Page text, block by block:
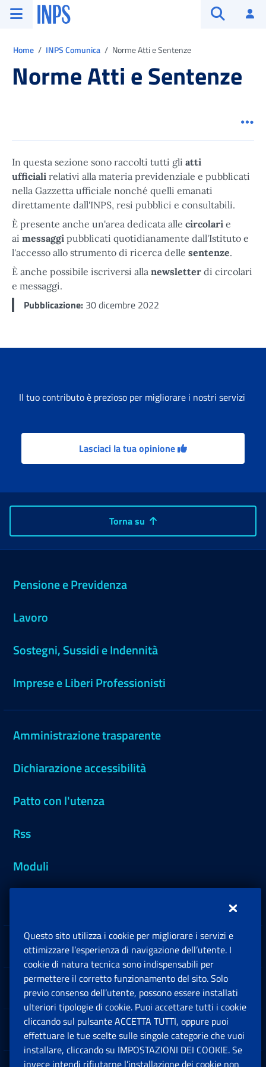
Vai al menu principale
Vai al contenuto principale
Vai al pie' di pagina
INPS ()
Home INPS Comunica Norme Atti e Sentenze
Norme Atti e Sentenze
In questa sezione sono raccolti tutti gli atti
ufficiali relativi alla materia previdenziale e pubblicati
nella Gazzetta ufficiale nonché quelli emanati
direttamente dall'INPS, resi pubblici e consultabili.
È presente anche un'area dedicata alle circolari e
ai messaggi pubblicati quotidianamente dall'Istituto e
l'accesso allo strumento di ricerca delle sentenze.
È anche possibile iscriversi alla newsletter di circolari
e messaggi.
Pubblicazione: 30 dicembre 2022
Il tuo contributo è prezioso per migliorare i nostri servizi
Lasciaci la tua opinione
Torna su
Pensione e Previdenza
Lavoro
Sostegni, Sussidi e Indennità
Imprese e Liberi Professionisti
Amministrazione trasparente
Dichiarazione accessibilità
Patto con l'utenza
Rss
Moduli
Sedi e Contatti
Software
Note Legali
Questo sito utilizza i cookie per migliorare i servizi e
ottimizzare l’esperienza di navigazione dell’utente. I
cookie di natura tecnica sono indispensabili per
permettere il corretto funzionamento del sito. Solo
previo consenso dell’utente, possono essere installati
ulteriori tipologie di cookie. Puoi accettare tutti i cookie
cliccando sul pulsante ACCETTA TUTTI, oppure puoi
effettuare le tue scelte sulle singole categorie che vuoi
installare, cliccando su IMPOSTAZIONI DEI COOKIE. Se
invece intendi rifiutarne l’installazione dei cookie non